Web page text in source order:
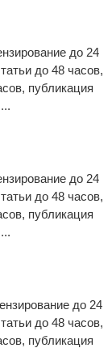
до 24
до 48 часов,
публикация
до 24
до 48 часов,
публикация
до 24
до 48 часов,
публикация